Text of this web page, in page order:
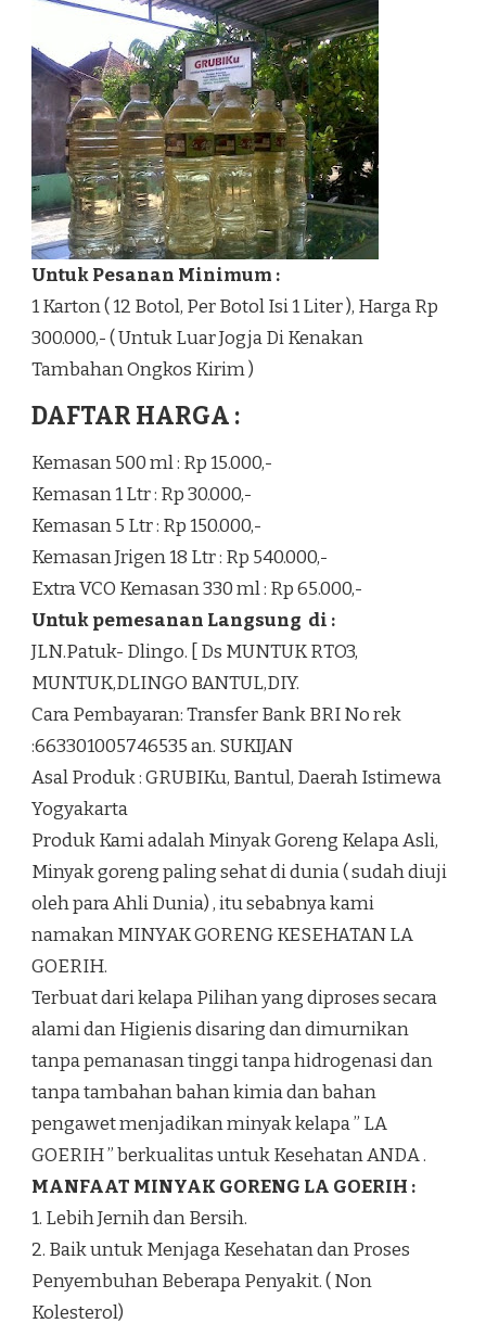
Untuk Pesanan Minimum :
1 Karton ( 12 Botol, Per Botol Isi 1 Liter ), Harga Rp
300.000,- ( Untuk Luar Jogja Di Kenakan
Tambahan Ongkos Kirim )
DAFTAR HARGA :
Kemasan 500 ml : Rp 15.000,-
Kemasan 1 Ltr : Rp 30.000,-
Kemasan 5 Ltr : Rp 150.000,-
Kemasan Jrigen 18 Ltr : Rp 540.000,-
Extra VCO Kemasan 330 ml : Rp 65.000,-
Untuk pemesanan Langsung di :
JLN.Patuk- Dlingo. [ Ds MUNTUK RTO3,
MUNTUK,DLINGO BANTUL,DIY.
Cara Pembayaran: Transfer Bank BRI No rek
:663301005746535 an. SUKIJAN
Asal Produk : GRUBIKu, Bantul, Daerah Istimewa
Yogyakarta
Produk Kami adalah Minyak Goreng Kelapa Asli,
Minyak goreng paling sehat di dunia ( sudah diuji
oleh para Ahli Dunia) , itu sebabnya kami
namakan MINYAK GORENG KESEHATAN LA
GOERIH.
Terbuat dari kelapa Pilihan yang diproses secara
alami dan Higienis disaring dan dimurnikan
tanpa pemanasan tinggi tanpa hidrogenasi dan
tanpa tambahan bahan kimia dan bahan
pengawet menjadikan minyak kelapa ” LA
GOERIH ” berkualitas untuk Kesehatan ANDA .
MANFAAT MINYAK GORENG LA GOERIH :
1. Lebih Jernih dan Bersih.
2. Baik untuk Menjaga Kesehatan dan Proses
Penyembuhan Beberapa Penyakit. ( Non
Kolesterol)